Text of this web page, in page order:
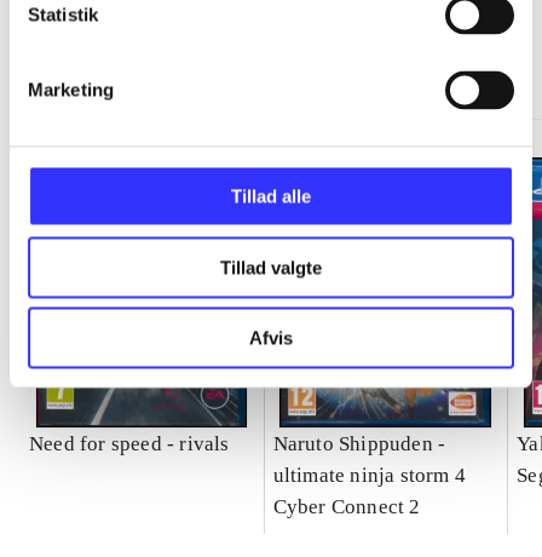
Statistik
Marketing
Tillad alle
Tillad valgte
Afvis
Playstation hits
Need for speed - rivals
Naruto Shippuden -
ultimate ninja storm 4
Cyber Connect 2